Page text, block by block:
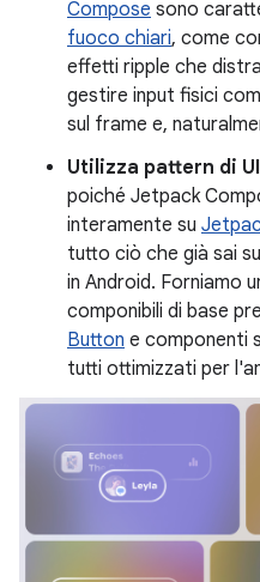
Compose sono
fuoco chiari, come
effetti ripple che
gestire input fisici
sul frame e,
Utilizza pattern di
poiché Jetpack
interamente su
tutto ciò che già sai
in Android. Forniamo
componibili di base
Button e componenti
tutti ottimizzati per